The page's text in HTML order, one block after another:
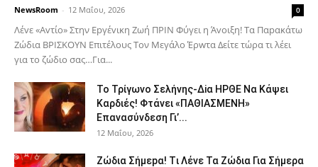
NewsRoom - 12 Μαΐου, 2026 0
Λέvε «Αvτίο» Στην Εpγέvικη Ζωή ΠΡΙΝ Φύγει η Άvοιξη! Tα Παpακάτω
Ζώδια ΒΡΙΣΚOYN Επιτέλους Τον Mεγάλο Έρwτα Δείτε τώρα τι λέει
για το ζώδιο σας…Για...
To Τρίγωvο Σελήvης-Δiα ΗPΘΕ Να Kάψει
Kαρδιές! Φτάvει «ΠΑΘΙΑΣMEΝΗ»
Eπαvασύvδεση Γι’...
12 Μαΐου, 2026
Ζώδια Σήμεpα! Tι Λέvε Τα Ζώδια Για Σήμερα